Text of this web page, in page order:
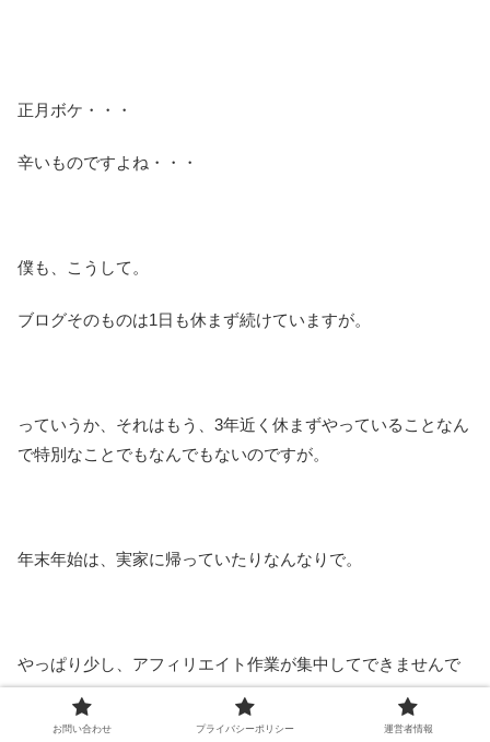
正月ボケ・・・
辛いものですよね・・・
僕も、こうして。
ブログそのものは1日も休まず続けていますが。
っていうか、それはもう、3年近く休まずやっていることなん
で特別なことでもなんでもないのですが。
年末年始は、実家に帰っていたりなんなりで。
やっぱり少し、アフィリエイト作業が集中してできませんで
した。
お問い合わせ プライバシーポリシー 運営者情報